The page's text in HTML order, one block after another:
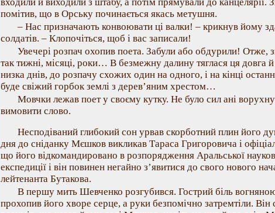
помітив, що в Орську починається якась метушня.
– Нас призначають конвоювати ці валки! – крикнув йому
солдатів. – Клопочіться, щоб і вас записали!
Увечері розпач охопив поета. Забули або обдурили! Отже,
так тижні, місяці, роки… В безмежну далину тяглася ця довга
низка днів, до розпачу схожих один на одного, і на кінці
буде свіжий горбок землі з дерев’яним хрестом…
Мовчки лежав поет у своєму кутку. Не було сил ані
вимовити слово.
Несподіваний глибокий сон урвав скорботний плин його
дня до сніданку Мєшков викликав Тараса Григоровича і
що його відкомандировано в розпорядження Аральської
експедиції і він повинен негайно з’явитися до свого нового
лейтенанта Бутакова.
В першу мить Шевченко розгубився. Гострий біль
прохопив його хворе серце, а руки безпомічно затремтіли. Він